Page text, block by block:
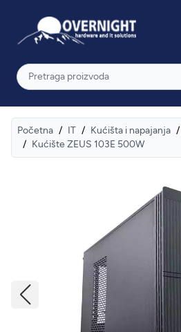
Overnight
Pretraga
Početna / IT / Kućišta i napajanja /
/ Kućište ZEUS 103E 500W